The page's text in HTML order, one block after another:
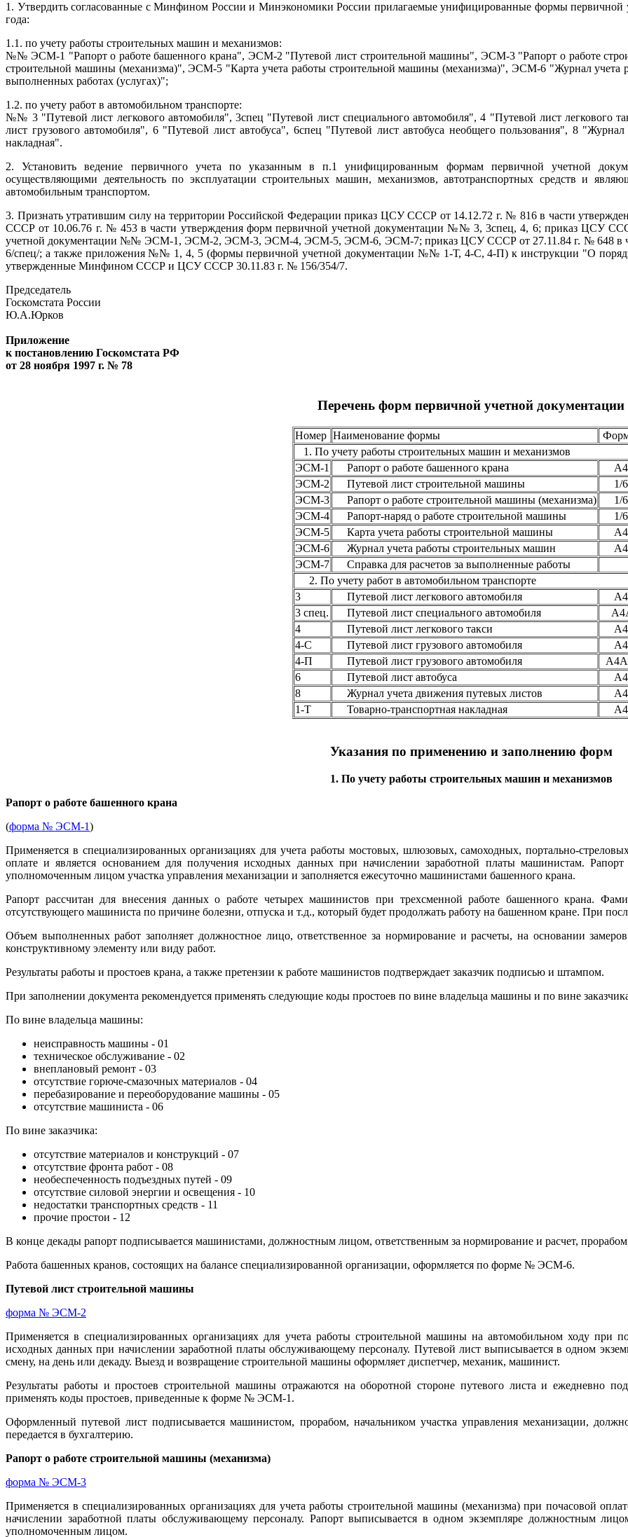
1. Утвердить согласованные с Минфином России и Минэкономики России прилагаемые унифицированные формы первичной
года:
1.1. по учету работы строительных машин и механизмов:
№№ ЭСМ-1 "Рапорт о работе башенного крана", ЭСМ-2 "Путевой лист строительной машины", ЭСМ-3 "Рапорт о работе
строительной машины (механизма)", ЭСМ-5 "Карта учета работы строительной машины (механизма)", ЭСМ-6 "Журнал
выполненных работах (услугах)";
1.2. по учету работ в автомобильном транспорте:
№№ 3 "Путевой лист легкового автомобиля", 3спец "Путевой лист специального автомобиля", 4 "Путевой лист легкового
лист грузового автомобиля", 6 "Путевой лист автобуса", 6спец "Путевой лист автобуса необщего пользования", 8
накладная".
2. Установить ведение первичного учета по указанным в п.1 унифицированным формам первичной учетной
осуществляющими деятельность по эксплуатации строительных машин, механизмов, автотранспортных средств и
автомобильным транспортом.
3. Признать утратившим силу на территории Российской Федерации приказ ЦСУ СССР от 14.12.72 г. № 816 в части
СССР от 10.06.76 г. № 453 в части утверждения форм первичной учетной документации №№ 3, 3спец, 4, 6; приказ ЦСУ
учетной документации №№ ЭСМ-1, ЭСМ-2, ЭСМ-3, ЭСМ-4, ЭСМ-5, ЭСМ-6, ЭСМ-7; приказ ЦСУ СССР от 27.11.84 г. № 648 в
6/спец/; а также приложения №№ 1, 4, 5 (формы первичной учетной документации №№ 1-Т, 4-С, 4-П) к инструкции "О
утвержденные Минфином СССР и ЦСУ СССР 30.11.83 г. № 156/354/7.
Председатель
Госкомстата России
Ю.А.Юрков
Приложение
к постановлению Госкомстата РФ
от 28 ноября 1997 г. № 78
Перечень форм первичной учетной документации
Номер Наименование формы
1. По учету работы строительных машин и механизмов
ЭСМ-1
Рапорт о работе башенного крана
А4
ЭСМ-2
Путевой лист строительной машины
1/
ЭСМ-3
Рапорт о работе строительной машины (механизма)
1/
ЭСМ-4
Рапорт-наряд о работе строительной машины
1/
ЭСМ-5
Карта учета работы строительной машины
А4
ЭСМ-6
Журнал учета работы строительных машин
А4
ЭСМ-7
Справка для расчетов за выполненные работы
2. По учету работ в автомобильном транспорте
3
Путевой лист легкового автомобиля
А4
3 спец.
Путевой лист специального автомобиля
4
Путевой лист легкового такси
А4
4-С
Путевой лист грузового автомобиля
А4
4-П
Путевой лист грузового автомобиля
6
Путевой лист автобуса
А4
8
Журнал учета движения путевых листов
А4
1-Т
Товарно-транспортная накладная А4
Указания по применению и заполнению форм
1. По учету работы строительных машин и механизмов
Рапорт о работе башенного крана
(форма № ЭСМ-1)
Применяется в специализированных организациях для учета работы мостовых, шлюзовых, самоходных, портально-
оплате и является основанием для получения исходных данных при начислении заработной платы машинистам.
уполномоченным лицом участка управления механизации и заполняется ежесуточно машинистами башенного крана.
Рапорт рассчитан для внесения данных о работе четырех машинистов при трехсменной работе башенного крана.
отсутствующего машиниста по причине болезни, отпуска и т.д., который будет продолжать работу на башенном кране. При
Объем выполненных работ заполняет должностное лицо, ответственное за нормирование и расчеты, на основании
конструктивному элементу или виду работ.
Результаты работы и простоев крана, а также претензии к работе машинистов подтверждает заказчик подписью и штампом.
При заполнении документа рекомендуется применять следующие коды простоев по вине владельца машины и по вине
По вине владельца машины:
неисправность машины - 01
техническое обслуживание - 02
внеплановый ремонт - 03
отсутствие горюче-смазочных материалов - 04
перебазирование и переоборудование машины - 05
отсутствие машиниста - 06
По вине заказчика:
отсутствие материалов и конструкций - 07
отсутствие фронта работ - 08
необеспеченность подъездных путей - 09
отсутствие силовой энергии и освещения - 10
недостатки транспортных средств - 11
прочие простои - 12
В конце декады рапорт подписывается машинистами, должностным лицом, ответственным за нормирование и расчет,
Работа башенных кранов, состоящих на балансе специализированной организации, оформляется по форме № ЭСМ-6.
Путевой лист строительной машины
форма № ЭСМ-2
Применяется в специализированных организациях для учета работы строительной машины на автомобильном ходу при
исходных данных при начислении заработной платы обслуживающему персоналу. Путевой лист выписывается в одном
смену, на день или декаду. Выезд и возвращение строительной машины оформляет диспетчер, механик, машинист.
Результаты работы и простоев строительной машины отражаются на оборотной стороне путевого листа и ежедневно
применять коды простоев, приведенные к форме № ЭСМ-1.
Оформленный путевой лист подписывается машинистом, прорабом, начальником участка управления механизации,
передается в бухгалтерию.
Рапорт о работе строительной машины (механизма)
форма № ЭСМ-3
Применяется в специализированных организациях для учета работы строительной машины (механизма) при почасовой
начислении заработной платы обслуживающему персоналу. Рапорт выписывается в одном экземпляре должностным
уполномоченным лицом.